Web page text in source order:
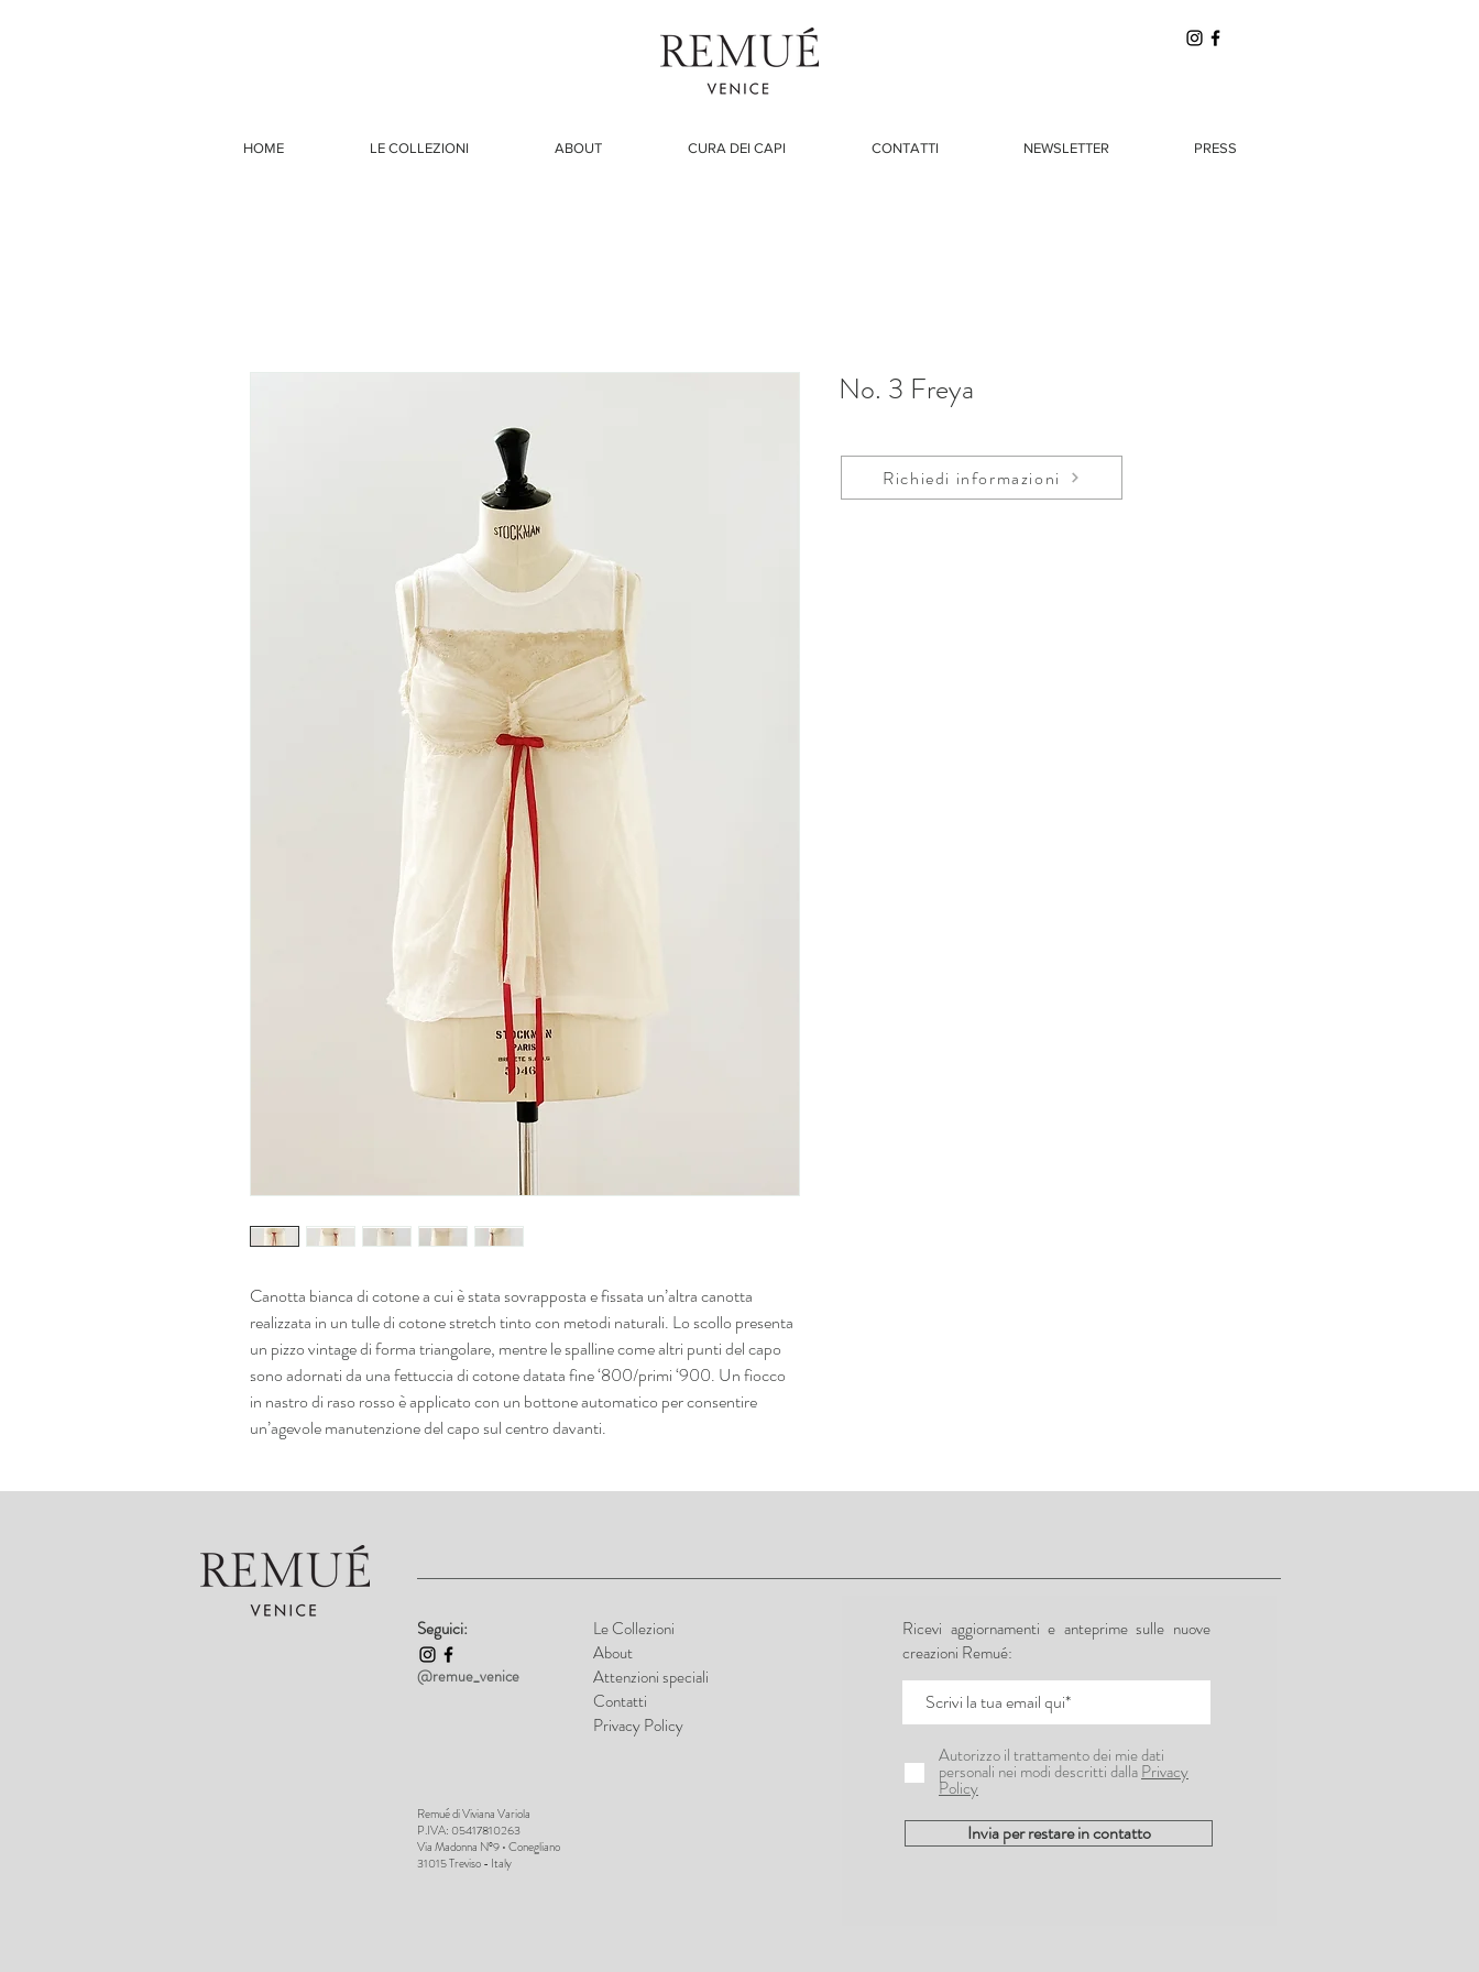
HOME LE COLLEZIONI ABOUT CURA DEI CAPI CONTATTI NEWSLETTER PRESS
Canotta bianca di cotone a cui è stata sovrapposta e fissata un’altra canotta
realizzata in un tulle di cotone stretch tinto con metodi naturali. Lo scollo presenta
un pizzo vintage di forma triangolare, mentre le spalline come altri punti del capo
sono adornati da una fettuccia di cotone datata fine ‘800/primi ‘900. Un fiocco
in nastro di raso rosso è applicato con un bottone automatico per consentire
un’agevole manutenzione del capo sul centro davanti.
No. 3 Freya
Richiedi informazioni
Seguici:
@remue_venice
Le Collezioni
About
Attenzioni speciali
Contatti
Privacy Policy
Remué di Viviana Variola
P.IVA: 05417810263
Via Madonna N°9 • Conegliano
31015 Treviso - Italy
Ricevi aggiornamenti e anteprime sulle nuove
creazioni Remué:
Autorizzo il trattamento dei mie dati
personali nei modi descritti dallaPrivacy
Policy
Invia per restare in contatto